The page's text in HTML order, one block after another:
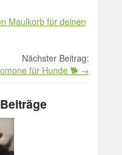
Maulkorb für deinen
Nächster Beitrag:
für Hunde 🐕 →